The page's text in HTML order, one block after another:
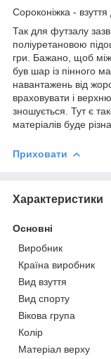
Сороконіжка -
Так для футзалу
поліуретановою
гри. Бажано, щоб
був шар із пінного
навантажень від
враховувати і
зношується. Тут є
матеріалів буде
Приховати
Характеристики
Основні
Виробник
Країна виробник
Вид взуття
Вид спорту
Вікова група
Колір
Матеріал верху